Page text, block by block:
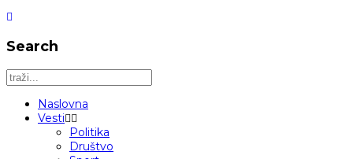
Search
Naslovna
Vesti
Politika
Društvo